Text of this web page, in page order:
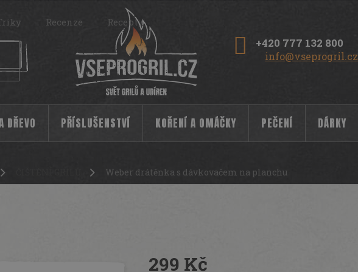
+420 777 132 800
info@vseprogril.cz
Recenze Recepty
DŘEVO PŘÍSLUŠENSTVÍ KOŘENÍ A OMÁČKY PEČENÍ DÁRKY
Weber drátěnka s dávkovačem na planchu
299 Kč